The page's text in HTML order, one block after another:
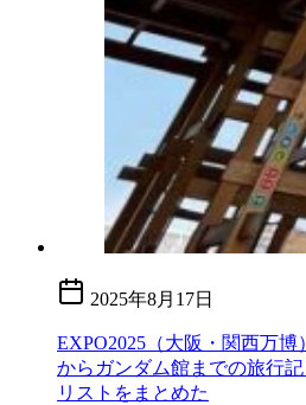
2025年8月17日
EXPO2025（大阪・関西万
からガンダム館までの旅行
リストをまとめた